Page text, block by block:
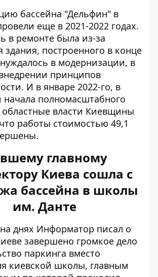
бассейна "Дельфин" в
еще в 2021-2022 годах.
в ремонте была из-за
здания, построенного в конце
в модернизации, в
принципов
И в январе 2022-го, в
начала полномасштабного
областные власти Киевщины
работы стоимостью 49,1
главному
Киева сошла с
бассейна в школы
им. Данте
днях Информатор писал о
завершено громкое дело
паркинга вместо
киевской школы, главным